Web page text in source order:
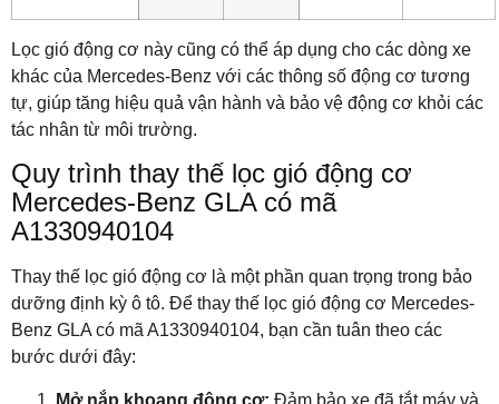
Lọc gió động cơ này cũng có thể áp dụng cho các dòng xe
khác của Mercedes-Benz với các thông số động cơ tương
tự, giúp tăng hiệu quả vận hành và bảo vệ động cơ khỏi các
tác nhân từ môi trường.
Quy trình thay thế lọc gió động cơ
Mercedes-Benz GLA có mã
A1330940104
Thay thế lọc gió động cơ là một phần quan trọng trong bảo
dưỡng định kỳ ô tô. Để thay thế lọc gió động cơ Mercedes-
Benz GLA có mã A1330940104, bạn cần tuân theo các
bước dưới đây:
Mở nắp khoang động cơ: Đảm bảo xe đã tắt máy và